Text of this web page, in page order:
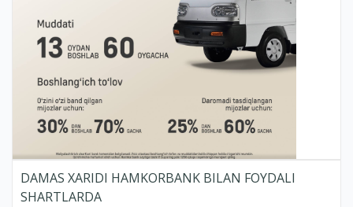
DAMAS XARIDI HAMKORBANK BILAN FOYDALI
SHARTLARDA